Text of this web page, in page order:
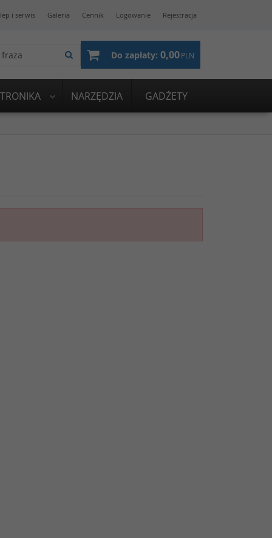
i serwis Galeria Cennik Logowanie Rejestracja
Do zapłaty: 0,00PLN
NARZĘDZIA GADŻETY